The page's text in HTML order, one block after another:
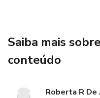
Saiba mais
conteúdo
Roberta R